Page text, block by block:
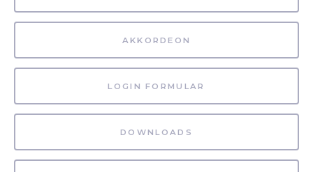
AKKORDEON
LOGIN FORMULAR
DOWNLOADS